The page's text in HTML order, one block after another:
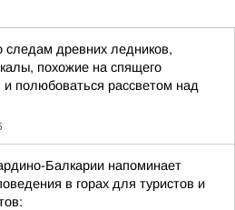
следам древних ледников,
похожие на спящего
и полюбоваться рассветом над
Балкарии напоминает
в горах для туристов и